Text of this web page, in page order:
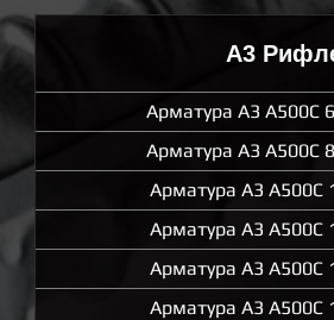
А3
Арматура А3
Арматура А3
Арматура А3 А500С
Арматура А3 А500С
Арматура А3 А500С
Арматура А3 А500С